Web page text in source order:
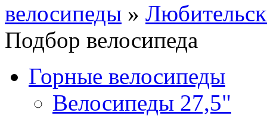
велосипеды »
Подбор велосипеда
Горные велосипеды
Велосипеды 27,5"